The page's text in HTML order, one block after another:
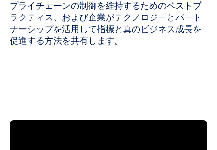
プライチェーンの制御を維持するためのベストプ
ラクティス、および企業がテクノロジーとパート
ナーシップを活用して指標と真のビジネス成長を
促進する方法を共有します。